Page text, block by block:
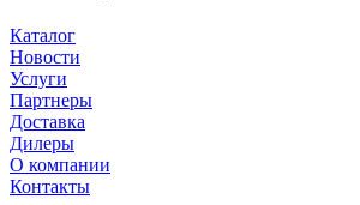
Каталог
Новости
Услуги
Партнеры
Доставка
Дилеры
О компании
Контакты